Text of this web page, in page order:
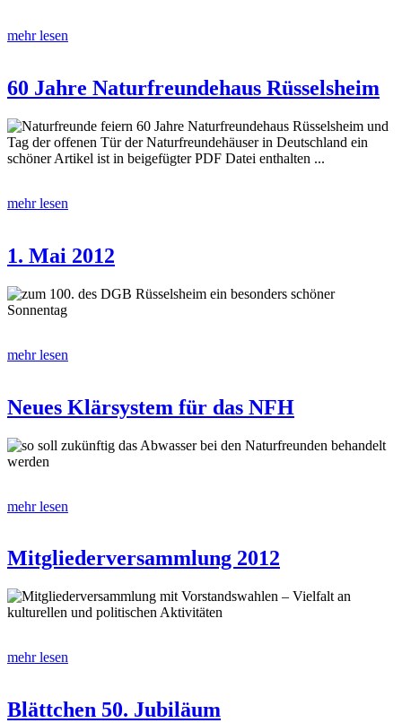
mehr lesen
60 Jahre Naturfreundehaus Rüsselsheim
Naturfreunde feiern 60 Jahre Naturfreundehaus Rüsselsheim und
Tag der offenen Tür der Naturfreundehäuser in Deutschland ein
schöner Artikel ist in beigefügter PDF Datei enthalten ...
mehr lesen
1. Mai 2012
zum 100. des DGB Rüsselsheim ein besonders schöner
Sonnentag
mehr lesen
Neues Klärsystem für das NFH
so soll zukünftig das Abwasser bei den Naturfreunden behandelt
werden
mehr lesen
Mitgliederversammlung 2012
Mitgliederversammlung mit Vorstandswahlen – Vielfalt an
kulturellen und politischen Aktivitäten
mehr lesen
Blättchen 50. Jubiläum